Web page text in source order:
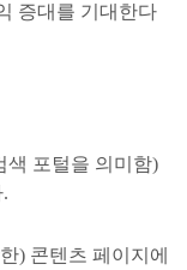
증대를 기대한다
색 포털을 의미함)
) 콘텐츠 페이지에